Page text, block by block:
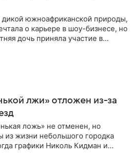
южноафриканской природы,
о карьере в шоу-бизнесе, но
дочь приняла участие в
лжи» отложен из-за
ложь» не отменен, но
жизни небольшого городка
графики Николь Кидман и